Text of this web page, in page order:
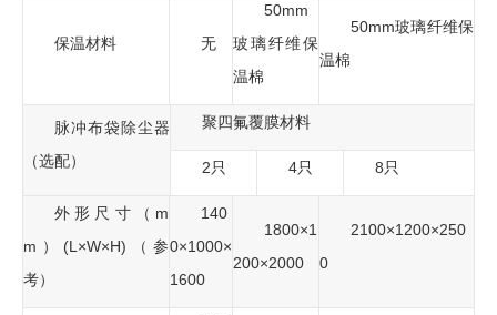
保温材料 无
50mm
玻璃纤维保
温棉
50mm玻璃纤维保
温棉
脉冲布袋除尘器
（选配）
聚四氟覆膜材料
2只 4只 8只
外形尺寸（m
m）(L×W×H)（参
考）
140
0×1000×
1600
1800×1
200×2000
2100×1200×250
0